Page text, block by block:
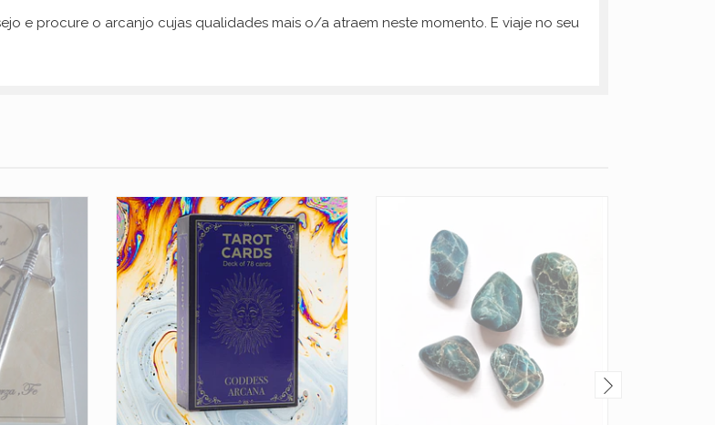
e procure o arcanjo cujas qualidades mais o/a atraem neste momento. E viaje no seu